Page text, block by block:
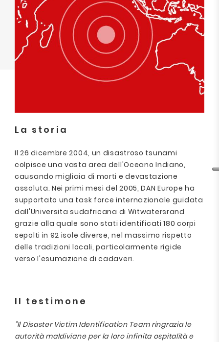
La storia
Il 26 dicembre 2004, un disastroso tsunami
colpisce una vasta area dell'Oceano Indiano,
causando migliaia di morti e devastazione
assoluta. Nei primi mesi del 2005, DAN Europe ha
supportato una task force internazionale guidata
dall'Universita sudafricana di Witwatersrand
grazie alla quale sono stati identificati 180 corpi
sepolti in 92 isole diverse, nel massimo rispetto
delle tradizioni locali, particolarmente rigide
verso l'esumazione di cadaveri.
Il testimone
"Il Disaster Victim Identification Team ringrazia le
autorità maldiviane per la loro infinita ospitalità e